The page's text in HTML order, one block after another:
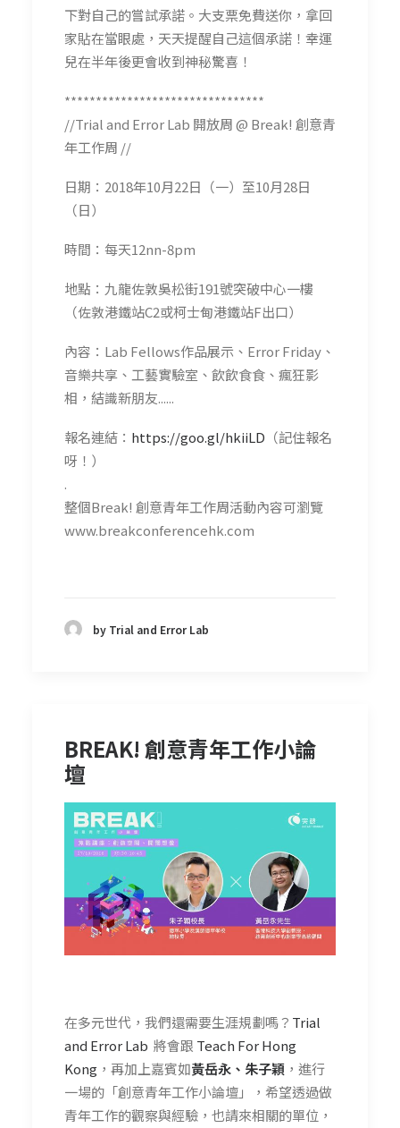
下對自己的嘗試承諾。大支票免費送你，拿回
家貼在當眼處，天天提醒自己這個承諾！幸運
兒在半年後更會收到神秘驚喜！
********************************
//Trial and Error Lab 開放周 @ Break! 創意青
年工作周 //
日期：2018年10月22日（一）至10月28日
（日）
時間：每天12nn-8pm
地點：九龍佐敦吳松街191號突破中心一樓
（佐敦港鐵站C2或柯士甸港鐵站F出口）
內容：Lab Fellows作品展示、Error Friday、
音樂共享、工藝實驗室、飲飲食食、瘋狂影
相，結識新朋友......
報名連結： https://goo.gl/hkiiLD （記住報名
呀！）
.
整個Break! 創意青年工作周活動內容可瀏覽
www.breakconferencehk.com
by Trial and Error Lab
BREAK! 創意青年工作小論
壇
在多元世代，我們還需要生涯規劃嗎？ Trial
and Error Lab 將會跟 Teach For Hong
Kong ，再加上嘉賓如黃岳永、朱子穎 ，進行
一場的「創意青年工作小論壇」，希望透過做
青年工作的觀察與經驗，也請來相關的單位，